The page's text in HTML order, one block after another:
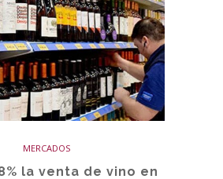
MERCADOS
la venta de vino en